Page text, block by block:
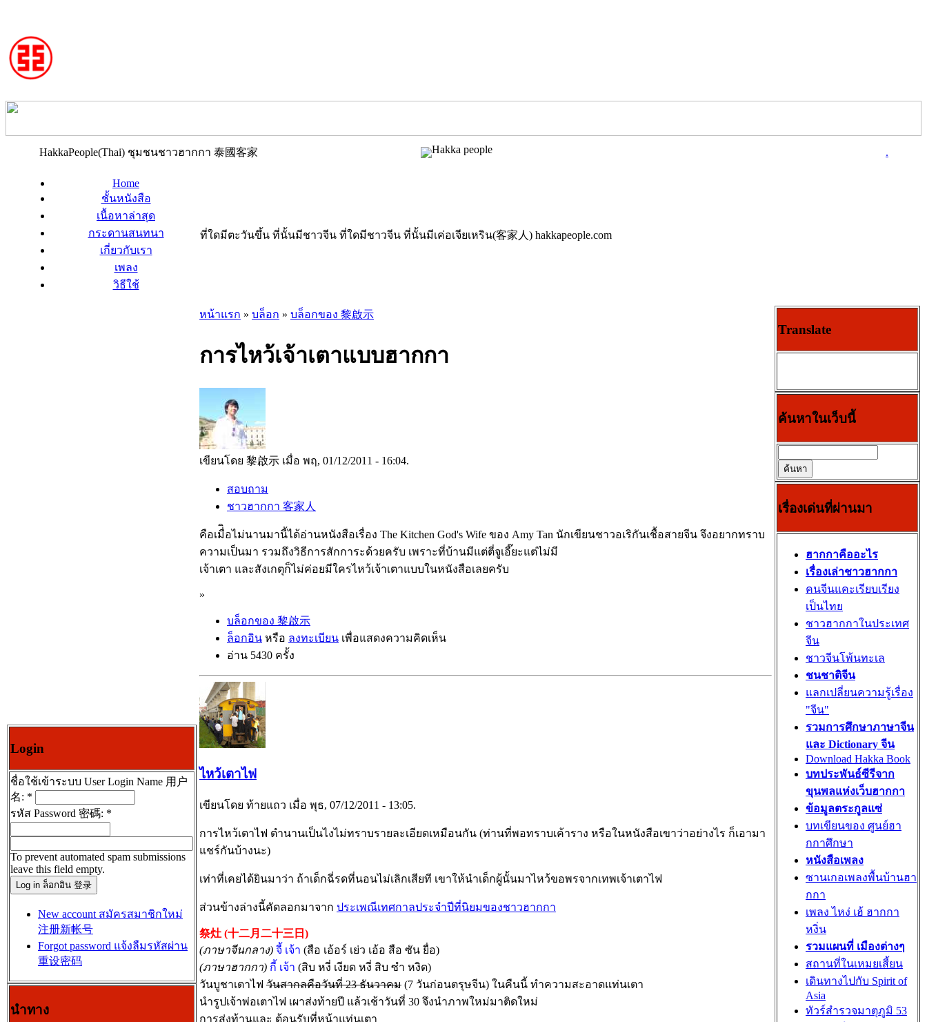
HakkaPeople(Thai) ชุมชนชาวฮากกา 泰國客家 .
Home
ชั้นหนังสือ
เนื้อหาล่าสุด
กระดานสนทนา
เกี่ยวกับเรา
เพลง
วิธีใช้
ที่ใดมีตะวันขึ้น ที่นั้นมีชาวจีน ที่ใดมีชาวจีน ที่นั้นมีเค่อเจียเหริน(客家人) hakkapeople.com
Login
ชื่อใช้เข้าระบบ User Login Name 用户
名: *
รหัส Password 密碼: *
To prevent automated spam submissions
leave this field empty.
New account สมัครสมาชิกใหม่
注册新帐号
Forgot password แจ้งลืมรหัสผ่าน
重设密码
นำทาง
หน้าแรก » บล็อก » บล็อกของ 黎啟示
การไหว้เจ้าเตาแบบฮากกา
เขียนโดย 黎啟示 เมื่อ พฤ, 01/12/2011 - 16:04.
สอบถาม
ชาวฮากกา 客家人
คือเมื่ิอไม่นานมานี้ได้อ่านหนังสือเรื่อง The Kitchen God's Wife ของ Amy Tan นักเขียนชาวอเริกันเชื้อสายจีน จึงอยากทราบ
ความเป็นมา รวมถึงวิธีการสักการะด้วยครับ เพราะที่บ้านมีแต่ตี่จูเอี๊ยะแต่ไม่มี
เจ้าเตา และสังเกตุก็ไม่ค่อยมีใครไหว้เจ้าเตาแบบในหนังสือเลยครับ
»
บล็อกของ 黎啟示
ล็อกอิน หรือ ลงทะเบียน เพื่อแสดงความคิดเห็น
อ่าน 5430 ครั้ง
ไหว้เตาไฟ
เขียนโดย ท้ายแถว เมื่อ พุธ, 07/12/2011 - 13:05.
การไหว้เตาไฟ ตำนานเป็นไงไม่ทราบรายละเอียดเหมือนกัน (ท่านที่พอทราบเค้าราง หรือในหนังสือเขาว่าอย่างไร ก็เอามา
แชร์กันบ้างนะ)
เท่าที่เคยได้ยินมาว่า ถ้าเด็กฉี่รดที่นอนไม่เลิกเสียที เขาให้นำเด็กผู้นั้นมาไหว้ขอพรจากเทพเจ้าเตาไฟ
ส่วนข้างล่างนี้คัดลอกมาจาก ประเพณีเทศกาลประจำปีที่นิยมของชาวฮากกา
祭灶 (十二月二十三日)
(ภาษาจีนกลาง) จี้ เจ้า (สือ เอ้อร์ เย่ว เอ้อ สือ ซัน ยื่อ)
(ภาษาฮากกา) กี้ เจ้า (สิบ หงี่ เงียด หงี่ สิบ ซำ หงิด)
วันบูชาเตาไฟ วันสากลคือวันที่ 23 ธันวาคม (7 วันก่อนตรุษจีน) ในคืนนี้ ทำความสะอาดแท่นเตา
นำรูปเจ้าพ่อเตาไฟ เผาส่งท้ายปี แล้วเช้าวันที่ 30 จึงนำภาพใหม่มาติดใหม่
การส่งท้านและ ต้อนรับที่หน้าแท่นเตา
Translate
ค้นหาในเว็บนี้
เรื่องเด่นที่ผ่านมา
ฮากกาคืออะไร
เรื่องเล่าชาวฮากกา
คนจีนแคะเรียบเรียง
เป็นไทย
ชาวฮากกาในประเทศ
จีน
ชาวจีนโพ้นทะเล
ชนชาติจีน
แลกเปลี่ยนความรู้เรื่อง
"จีน"
รวมการศึกษาภาษาจีน
และ Dictionary จีน
Download Hakka Book
บทประพันธ์ซีรีจาก
ขุนพลแห่งเว็บฮากกา
ข้อมูลตระกูลแซ่
บทเขียนของ ศูนย์ฮา
กกาศึกษา
หนังสือเพลง
ซานเกอเพลงพื้นบ้านฮา
กกา
เพลง ไหง่ เฮ้ ฮากกา
หงิ่น
รวมแผนที่ เมืองต่างๆ
สถานที่ในเหมยเสี้ยน
เดินทางไปกับ Spirit of
Asia
ทัวร์สำรวจมาตุภูมิ 53